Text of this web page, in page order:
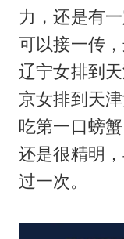
力，还是有
可以接一传
辽宁女排到
京女排到天
吃第一口螃
还是很精明
过一次。